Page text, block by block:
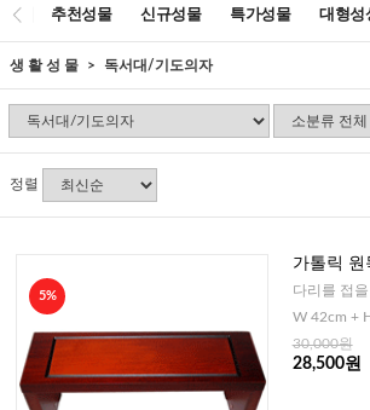
추천성물 신규성물 특가성물 대형성
생 활 성 물 독서대/기도의자
정렬
5%
가톨릭 원
다리를 접
W 42cm +
30,000원
28,500원